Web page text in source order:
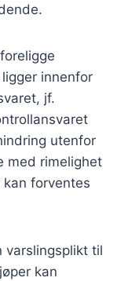
innenfor
jf.
utenfor
med rimelighet
forventes
varslingsplikt til
kan